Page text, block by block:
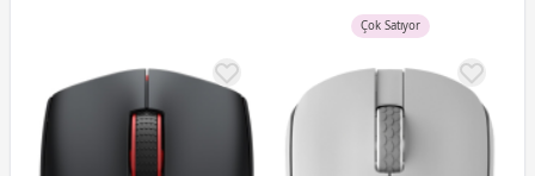
Çok Satıyor